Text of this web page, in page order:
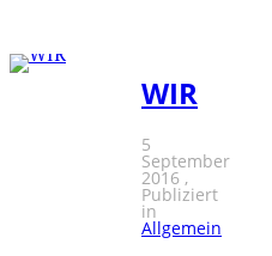
WIR
5
September
2016
Publiziert
in
Allgemein